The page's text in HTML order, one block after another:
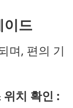
이드
며, 편의 기
위치 확인 :